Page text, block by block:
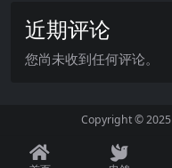
近期评论
您尚未收到任何评论。
Copyright © 2025